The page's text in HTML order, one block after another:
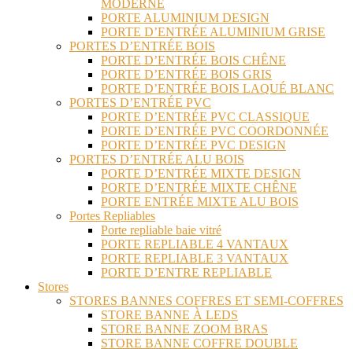
MODERNE
PORTE ALUMINIUM DESIGN
PORTE D’ENTRÉE ALUMINIUM GRISE
PORTES D’ENTRÉE BOIS
PORTE D’ENTRÉE BOIS CHÊNE
PORTE D’ENTRÉE BOIS GRIS
PORTE D’ENTRÉE BOIS LAQUÉ BLANC
PORTES D’ENTRÉE PVC
PORTE D’ENTRÉE PVC CLASSIQUE
PORTE D’ENTRÉE PVC COORDONNÉE
PORTE D’ENTRÉE PVC DESIGN
PORTES D’ENTRÉE ALU BOIS
PORTE D’ENTRÉE MIXTE DESIGN
PORTE D’ENTRÉE MIXTE CHÊNE
PORTE ENTRÉE MIXTE ALU BOIS
Portes Repliables
Porte repliable baie vitré
PORTE REPLIABLE 4 VANTAUX
PORTE REPLIABLE 3 VANTAUX
PORTE D’ENTRE REPLIABLE
Stores
STORES BANNES COFFRES ET SEMI-COFFRES
STORE BANNE À LEDS
STORE BANNE ZOOM BRAS
STORE BANNE COFFRE DOUBLE